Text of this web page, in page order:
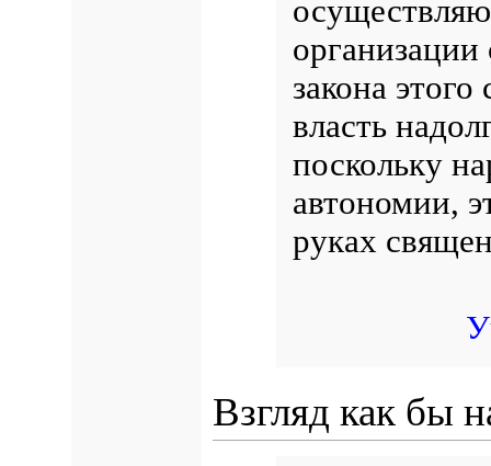
закона
власть
поскольку
автономии,
руках
Взгляд как бы